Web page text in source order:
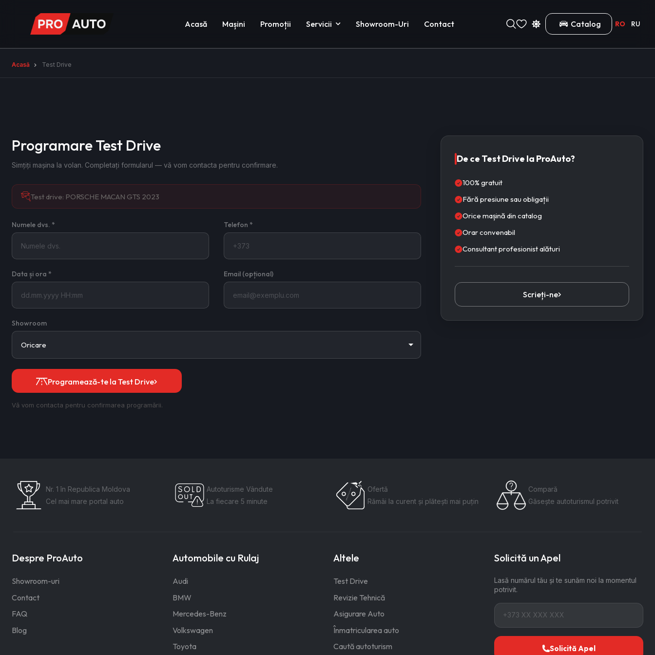
Acasă Mașini Promoții Servicii Showroom-Uri Contact Catalog RO RU
Acasă Test Drive
Programare Test Drive
Simțiți mașina la volan. Completați formularul — vă vom contacta pentru confirmare.
Test drive: PORSCHE MACAN GTS 2023
Numele dvs. * Telefon *
Data și ora * Email (opțional)
Showroom
Programează-te la Test Drive
Vă vom contacta pentru confirmarea programării.
De ce Test Drive la ProAuto?
100% gratuit
Fără presiune sau obligații
Orice mașină din catalog
Orar convenabil
Consultant profesionist alături
Scrieți-ne
Nr. 1 în Republica Moldova
Cel mai mare portal auto
Autoturisme Vândute
La fiecare 5 minute
Ofertă
Rămâi la curent și plătești mai puțin
Compară
Găsește autoturismul potrivit
Despre ProAuto
Showroom-uri
Contact
FAQ
Blog
Automobile cu Rulaj
Audi
BMW
Mercedes-Benz
Volkswagen
Toyota
Altele
Test Drive
Revizie Tehnică
Asigurare Auto
Înmatricularea auto
Caută autoturism
Solicită un Apel
Lasă numărul tău și te sunăm noi la momentul
potrivit.
Solicită Apel